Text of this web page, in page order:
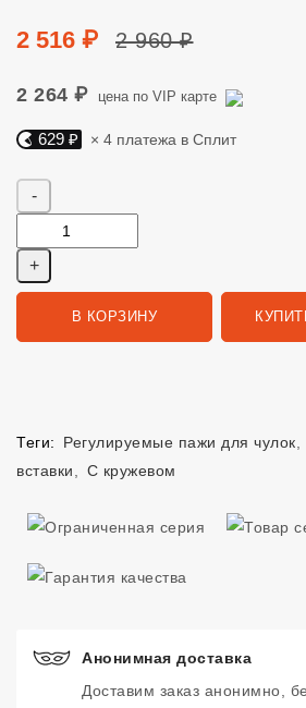
Цена
2 516 ₽ Цена без
2 960 ₽
2 264 ₽ цена по VIP карте
Яндекс Сплит. 629 руб, 4 платежа в
629 ₽ × 4 платежа в Сплит
В КОРЗИНУ
Теги: Регулируемые пажи для чулок
вставки
С кружевом
Анонимная доставка
Доставим заказ анонимно,